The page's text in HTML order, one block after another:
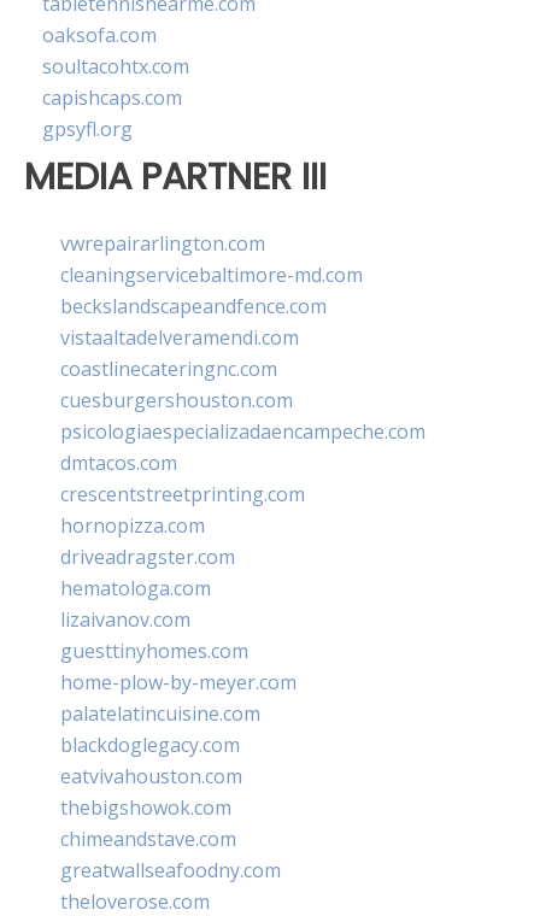
oaksofa.com
soultacohtx.com
capishcaps.com
gpsyfl.org
MEDIA PARTNER III
vwrepairarlington.com
cleaningservicebaltimore-md.com
beckslandscapeandfence.com
vistaaltadelveramendi.com
coastlinecateringnc.com
cuesburgershouston.com
psicologiaespecializadaencampeche.com
dmtacos.com
crescentstreetprinting.com
hornopizza.com
driveadragster.com
hematologa.com
lizaivanov.com
guesttinyhomes.com
home-plow-by-meyer.com
palatelatincuisine.com
blackdoglegacy.com
eatvivahouston.com
thebigshowok.com
chimeandstave.com
greatwallseafoodny.com
theloverose.com